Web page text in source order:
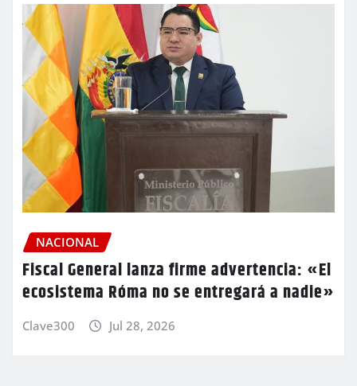
NACIONAL
Fiscal General lanza firme advertencia: «El
ecosistema Róma no se entregará a nadie»
Clave300 Jul 28, 2026